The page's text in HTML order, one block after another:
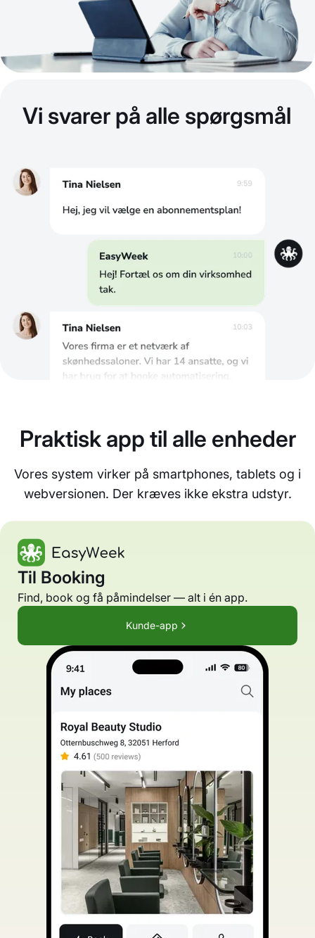
Vi svarer på alle spørgsmål
Praktisk app til alle enheder
Vores system virker på smartphones, tablets og i
webversionen. Der kræves ikke ekstra udstyr.
Til Booking
Find, book og få påmindelser — alt i én app.
Kunde-app